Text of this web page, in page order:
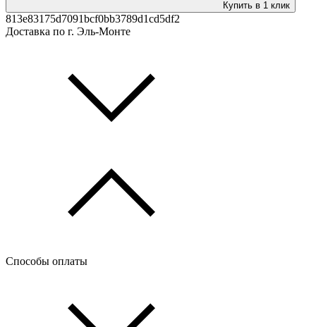
Купить в 1 клик
813e83175d7091bcf0bb3789d1cd5df2
Доставка по г. Эль-Монте
Способы оплаты